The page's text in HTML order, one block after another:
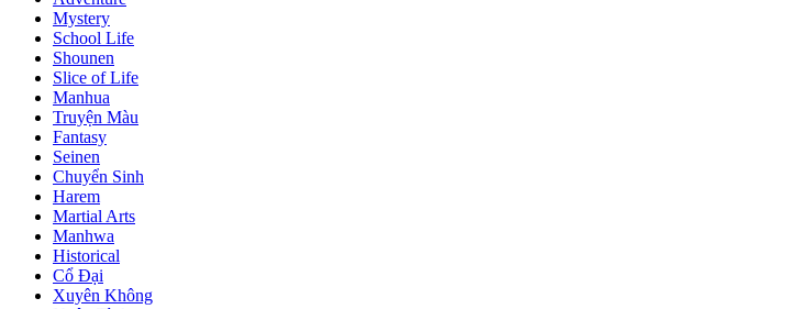
Mystery
School Life
Shounen
Slice of Life
Manhua
Truyện Màu
Fantasy
Seinen
Chuyển Sinh
Harem
Martial Arts
Manhwa
Historical
Cổ Đại
Xuyên Không